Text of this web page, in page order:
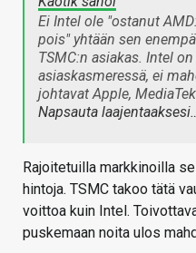
Ei Intel ole "ostanut
pois" yhtään sen
TSMC:n asiakas. Intel
asiaskasmeressä, ei
johtavat Apple,
Napsauta
Rajoitetuilla markkinoilla
hintoja. TSMC takoo tätä
voittoa kuin Intel.
puskemaan noita ulos